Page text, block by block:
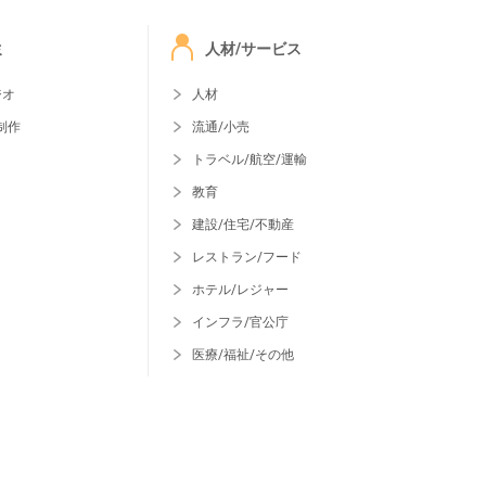
作
人材/サービス
人材
流通/小売
トラベル/航空/運輸
教育
建設/住宅/不動産
レストラン/フード
ホテル/レジャー
インフラ/官公庁
医療/福祉/その他